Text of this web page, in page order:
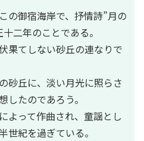
の御宿海岸で、抒情詩”月の
二年のことである。
果てしない砂丘の連なりで
砂丘に、淡い月光に照らさ
したのであろう。
よって作曲され、童謡とし
世紀を過ぎている。